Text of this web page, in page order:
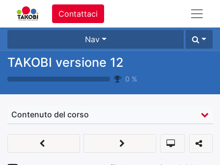
Contattaci
Nav
TAKOBI versione 12
0 %
Contenuto del corso